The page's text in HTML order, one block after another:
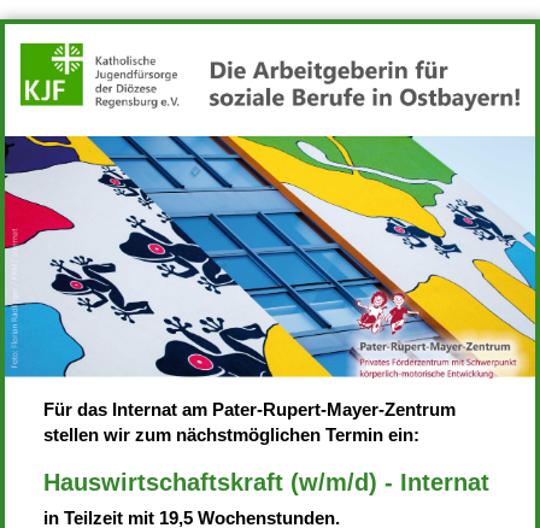
Für das Internat am Pater-Rupert-Mayer-Zentrum
stellen wir zum nächstmöglichen Termin ein:
Hauswirtschaftskraft (w/m/d) - Internat
in Teilzeit mit 19,5 Wochenstunden.